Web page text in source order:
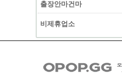
출장안마건마
비제휴업소